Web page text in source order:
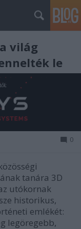
világ
le
0
tanára 3D
utókornak
historikus,
emlékét:
legöregebb,